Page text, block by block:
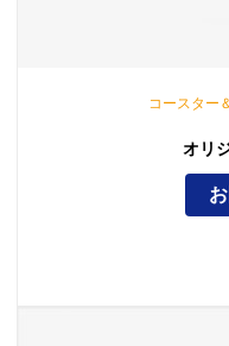
コースター
オリ